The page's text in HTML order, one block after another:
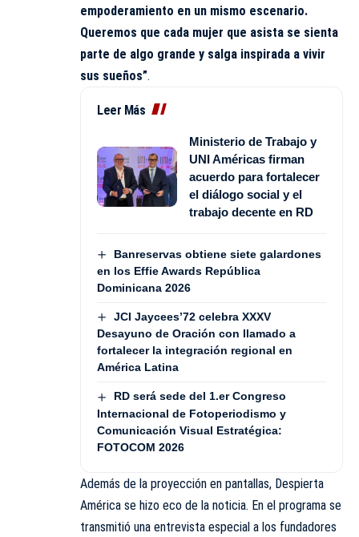
empoderamiento en un mismo escenario.
Queremos que cada mujer que asista se sienta
parte de algo grande y salga inspirada a vivir
sus sueños”.
Leer Más
Ministerio de Trabajo y
UNI Américas firman
acuerdo para fortalecer
el diálogo social y el
trabajo decente en RD
Banreservas obtiene siete galardones
en los Effie Awards República
Dominicana 2026
JCI Jaycees’72 celebra XXXV
Desayuno de Oración con llamado a
fortalecer la integración regional en
América Latina
RD será sede del 1.er Congreso
Internacional de Fotoperiodismo y
Comunicación Visual Estratégica:
FOTOCOM 2026
Además de la proyección en pantallas, Despierta
América se hizo eco de la noticia. En el programa se
transmitió una entrevista especial a los fundadores